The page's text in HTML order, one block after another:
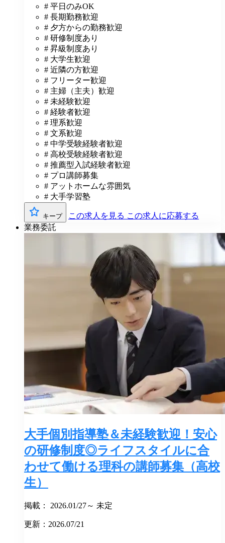
# 平日のみOK
# 長期勤務歓迎
# 夕方からの勤務歓迎
# 研修制度あり
# 昇級制度あり
# 大学生歓迎
# 近隣の方歓迎
# フリーター歓迎
# 主婦（主夫）歓迎
# 未経験歓迎
# 経験者歓迎
# 理系歓迎
# 文系歓迎
# 中学受験経験者歓迎
# 高校受験経験者歓迎
# 推薦型入試経験者歓迎
# プロ講師募集
# アットホームな雰囲気
# 大手学習塾
キープ この求人を見る この求人に応募する
業務委託
大手個別指導塾＆未経験歓迎！安心
の研修制度◎ライフスタイルに合
わせて働ける理科の講師募集（高校
生）
掲載： 2026.01/27～ 未定
更新：2026.07/21